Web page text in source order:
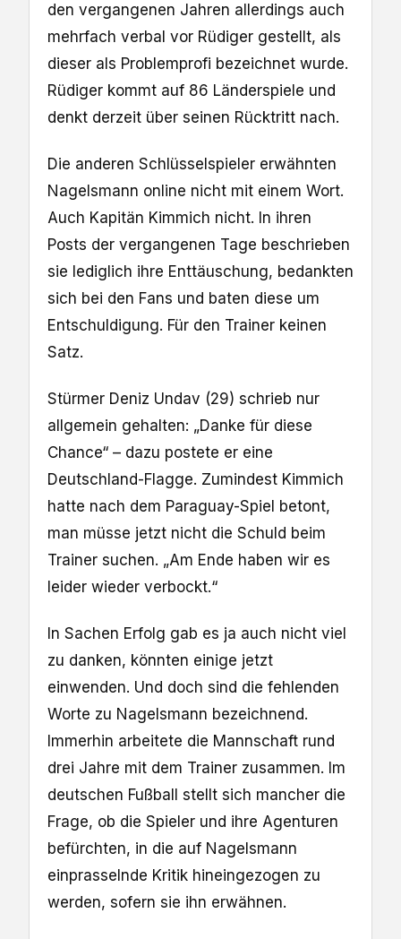
den vergangenen Jahren allerdings auch
mehrfach verbal vor Rüdiger gestellt, als
dieser als Problemprofi bezeichnet wurde.
Rüdiger kommt auf 86 Länderspiele und
denkt derzeit über seinen Rücktritt nach.
Die anderen Schlüsselspieler erwähnten
Nagelsmann online nicht mit einem Wort.
Auch Kapitän Kimmich nicht. In ihren
Posts der vergangenen Tage beschrieben
sie lediglich ihre Enttäuschung, bedankten
sich bei den Fans und baten diese um
Entschuldigung. Für den Trainer keinen
Satz.
Stürmer Deniz Undav (29) schrieb nur
allgemein gehalten: „Danke für diese
Chance“ – dazu postete er eine
Deutschland-Flagge. Zumindest Kimmich
hatte nach dem Paraguay-Spiel betont,
man müsse jetzt nicht die Schuld beim
Trainer suchen. „Am Ende haben wir es
leider wieder verbockt.“
In Sachen Erfolg gab es ja auch nicht viel
zu danken, könnten einige jetzt
einwenden. Und doch sind die fehlenden
Worte zu Nagelsmann bezeichnend.
Immerhin arbeitete die Mannschaft rund
drei Jahre mit dem Trainer zusammen. Im
deutschen Fußball stellt sich mancher die
Frage, ob die Spieler und ihre Agenturen
befürchten, in die auf Nagelsmann
einprasselnde Kritik hineingezogen zu
werden, sofern sie ihn erwähnen.